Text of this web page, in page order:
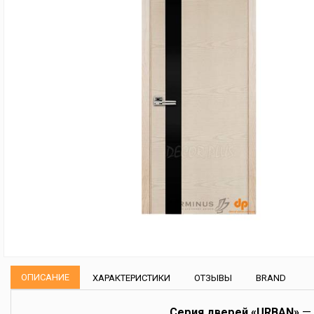
ОПИСАНИЕ ХАРАКТЕРИСТИКИ ОТЗЫВЫ BRAND